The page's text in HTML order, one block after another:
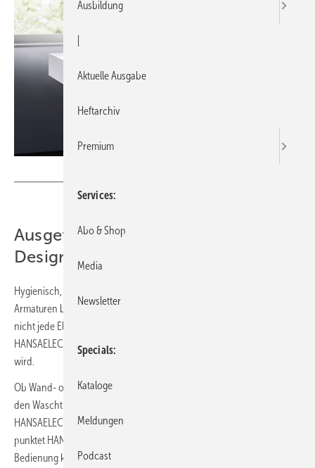
Ausgefeilte Technologie in edlem
Design
Hygienisch, komfortabel, sparsam: Der Einsatz von berührungslosen
Armaturen bringt im Objektbereich vielseitige Vorteile mit sich. Doch
nicht jede Elektronik-Armatur ist für jeden Sanitärbereich geeignet.
HANSAELECTRA bietet eine Lösung, die allen Ansprüchen gerecht
wird.
Ob Wand- oder Standarmatur, kurzer oder langer Auslauf, Variante für
den Waschtisch oder die Dusche: Mit ihrem breiten Angebot bietet
HANSAELECTRA nahezu unbegrenzte Möglichkeiten. Zusätzlich
punktet HANSAELECTRA mit hohem Hygieneanspruch: Da für die
Bedienung kein Hautkontakt erforderlich ist, lässt sich das Risiko einer
Ausbildung
Aktuelle Ausgabe
Heftarchiv
Premium
Services
Abo & Shop
Media
Newsletter
Specials
Kataloge
Meldungen
Podcast